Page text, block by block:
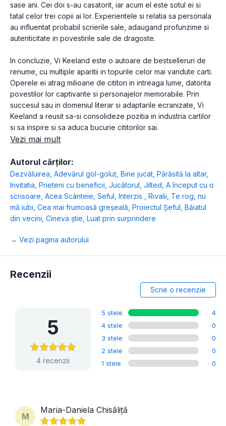
sase ani. Cei doi s-au casatorit, iar acum el este sotul ei si
tatal celor trei copii ai lor. Experientele si relatia sa personala
au influentat probabil scrierile sale, adaugand profunzime si
autenticitate in povestirile sale de dragoste.
In concluzie, Vi Keeland este o autoare de bestselleruri de
renume, cu multiple aparitii in topurile celor mai vandute carti.
Operele ei atrag milioane de cititori in intreaga lume, datorita
povestilor lor captivante si personajelor memorabile. Prin
succesul sau in domeniul literar si adaptarile ecranizate, Vi
Keeland a reusit sa-si consolideze pozitia in industria cartilor
si sa inspire si sa aduca bucurie cititorilor sai.
Vezi mai mult
Autorul cărților:
Dezvăluirea Adevărul gol-goluț Bine jucat Părăsită la altar,
Invitatia Prieteni cu beneficii Jucătorul Jilted A început cu o
scrisoare Acea Scânteie Seful Interzis Rivalii Te rog, nu
mă iubi Cea mai frumoasă greșeală Proiectul Șeful Băiatul
din vecini Cineva știe Luat prin surprindere
→ Vezi pagina autorului
Recenzii
Scrie o recenzie
5
4 recenzii
5 stele
4
4 stele
0
3 stele
0
2 stele
0
1 stele
0
M
Maria-Daniela Chisăliță